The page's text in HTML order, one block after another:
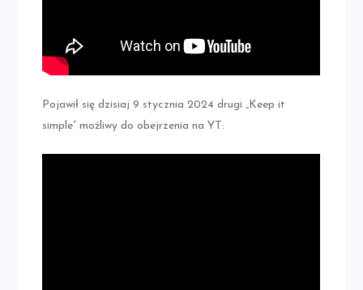
Pojawił się dzisiaj 9 stycznia 2024 drugi „Keep it
simple” możliwy do obejrzenia na YT: